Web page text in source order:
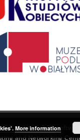
dLibra 6.3.21
and Networking
More information